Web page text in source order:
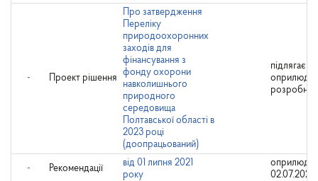
- Проект рішення
Про затвердження
Переліку
природоохоронних
заходів для
фінансування з
фонду охорони
навколишнього
природного
середовища
Полтавської області в
2023 році
(доопрацьований)
підлягає
- Рекомендації
від 01 липня 2021
року
02.07.2021